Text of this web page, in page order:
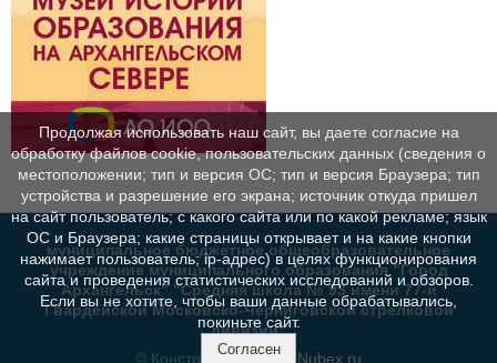
муниципальное бюджетное общеобразовательное
учреждение муниципального образования "Город
Архангельск" "Средняя школа № 93 имени 77-й
Гвардейской Московско-Черниговской стрелковой
дивизии"
© Конструктор сайтов Nubex.ru
Продолжая использовать наш сайт, вы даете согласие на
обработку файлов cookie, пользовательских данных (сведения о
местоположении; тип и версия ОС; тип и версия Браузера; тип
устройства и разрешение его экрана; источник откуда пришел
на сайт пользователь; с какого сайта или по какой рекламе; язык
ОС и Браузера; какие страницы открывает и на какие кнопки
нажимает пользователь; ip-адрес) в целях функционирования
сайта и проведения статистических исследований и обзоров.
Если вы не хотите, чтобы ваши данные обрабатывались,
покиньте сайт.
Согласен